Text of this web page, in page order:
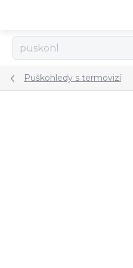
Puškohledy s termovizí